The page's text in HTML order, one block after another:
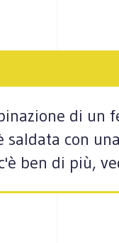
di un
saldata con
ben di più,